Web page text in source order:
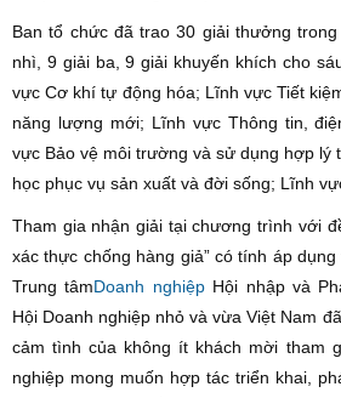
Ban tổ chức đã trao 30 giải thưởng
nhì, 9 giải ba, 9 giải khuyến khích cho
vực Cơ khí tự động hóa; Lĩnh vực Tiết
năng lượng mới; Lĩnh vực Thông tin,
vực Bảo vệ môi trường và sử dụng hợp lý
học phục vụ sản xuất và đời sống; Lĩnh
Tham gia nhận giải tại chương trình với
xác thực chống hàng giả” có tính áp
Trung tâmDoanh nghiệpHội nhập và
Hội Doanh nghiệp nhỏ và vừa Việt Nam
cảm tình của không ít khách mời tham
nghiệp mong muốn hợp tác triển khai,